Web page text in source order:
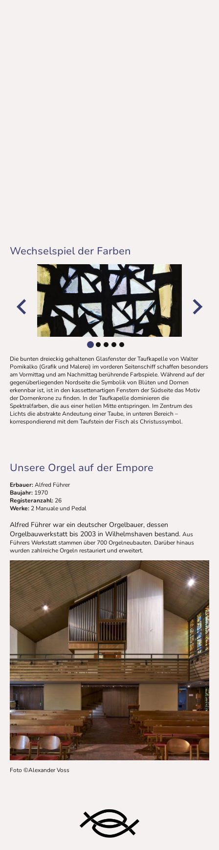
Wechselspiel der Farben
Die bunten dreieckig gehaltenen Glasfenster der Taufkapelle von Walter
Pomikalko (Grafik und Malerei) im vorderen Seitenschiff schaffen besonders
am Vormittag und am Nachmittag berührende Farbspiele. Während auf der
gegenüberliegenden Nordseite die Symbolik von Blüten und Dornen
erkennbar ist, ist in den kassettenartigen Fenstern der Südseite das Motiv
der Dornenkrone zu finden. In der Taufkapelle dominieren die
Spektralfarben, die aus einer hellen Mitte entspringen. Im Zentrum des
Lichts die abstrakte Andeutung einer Taube, in unteren Bereich –
korrespondierend mit dem Taufstein der Fisch als Christussymbol.
Unsere Orgel auf der Empore
Erbauer:Alfred Führer
Baujahr: 1970
Registeranzahl: 26
Werke: 2 Manuale und Pedal
Alfred Führer war ein deutscher Orgelbauer, dessen
Orgelbauwerkstatt bis 2003 in Wilhelmshaven bestand. Aus
Führers Werkstatt stammen über 700 Orgelneubauten. Darüber hinaus
wurden zahlreiche Orgeln restauriert und erweitert.
Foto ©Alexander Voss